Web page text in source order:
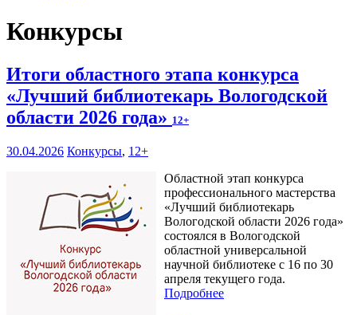
Конкурсы
Итоги областного этапа конкурса
«Лучший библиотекарь Вологодской
области 2026 года» 12+
30.04.2026 Конкурсы, 12+
Областной этап конкурса
профессионального мастерства
«Лучший библиотекарь
Вологодской области 2026 года»
состоялся в Вологодской
областной универсальной
научной библиотеке с 16 по 30
апреля текущего года.
Подробнее